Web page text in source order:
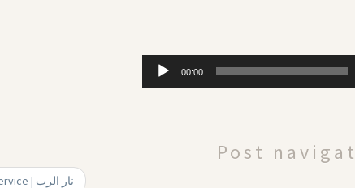
Audio
Player
00:00
Post
Sunday Service | نار الرب